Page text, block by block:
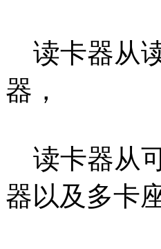
读卡器从
器，
读卡器从
器以及多卡